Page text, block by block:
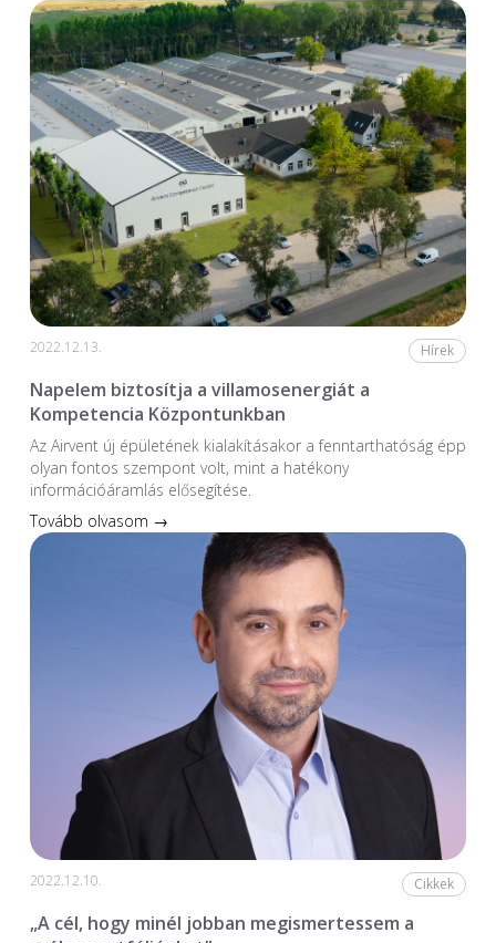
2022.12.13. Hírek
Napelem biztosítja a villamosenergiát a
Kompetencia Központunkban
Az Airvent új épületének kialakításakor a fenntarthatóság épp
olyan fontos szempont volt, mint a hatékony
információáramlás elősegítése.
Tovább olvasom →
2022.12.10. Cikkek
„A cél, hogy minél jobban megismertessem a